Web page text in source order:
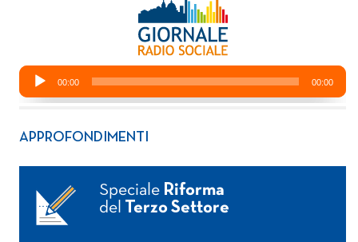
APPROFONDIMENTI
Speciale Riforma
del
Terzo Settore